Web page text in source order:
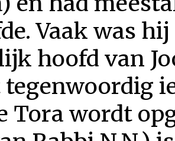
Vaak was
hoofd van
Tora wordt